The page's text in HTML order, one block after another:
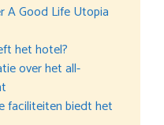
A Good Life Utopia
het hotel?
over het all-
faciliteiten biedt het